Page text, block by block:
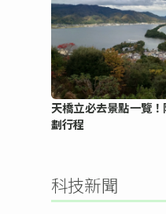
天橋立必去景點一覽
劃行程
科技新聞